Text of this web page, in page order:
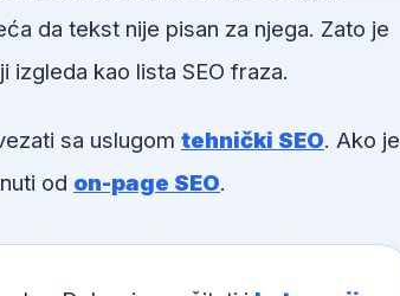
da tekst nije pisan za njega. Zato je
kao lista SEO fraza.
sa uslugom tehnički SEO. Ako je
od on-page SEO.